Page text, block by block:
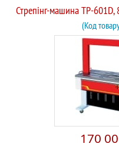
Стрепінг-машина TP-
(Код
170